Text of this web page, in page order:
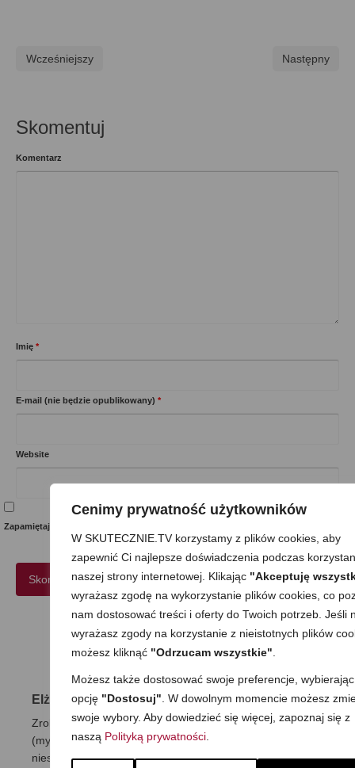
Cenimy prywatność użytkowników
W SKUTECZNIE.TV korzystamy z plików cookies, aby
zapewnić Ci najlepsze doświadczenia podczas
naszej strony internetowej. Klikając "Akceptuję
wyrażasz zgodę na wykorzystanie plików cookies, co
nam dostosować treści i oferty do Twoich potrzeb. Jeśli
wyrażasz zgody na korzystanie z nieistotnych plików
możesz kliknąć "Odrzucam wszystkie"
Możesz także dostosować swoje preferencje, wybierając
opcję "Dostosuj" . W dowolnym momencie możesz
swoje wybory. Aby dowiedzieć się więcej, zapoznaj się z
naszą Polityką prywatności.
Wcześniejszy Następny
Skomentuj
Komentarz
Imię *
E-mail (nie będzie opublikowany) *
Website
Zapamiętaj moje dane w tej przeglądarce podczas pisania kolejnych komentarzy.
23 Komentarze
Elżbieta 1 grudnia 2014|Odpowiedz
Zrobiłam łopatkę z przepisu i niestety zawiodłam się:
(myślałam że mięsko będzie się rozpadać w ustach a
niestety było twarde,soczyste owszem ale takie do